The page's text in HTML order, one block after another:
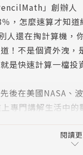
」創辦人
，怎麼速算才知道
還在掏計算機，
！不是個資外洩，
是快速計算一檔投
後在美國NASA、
門講解生活中的
閱讀